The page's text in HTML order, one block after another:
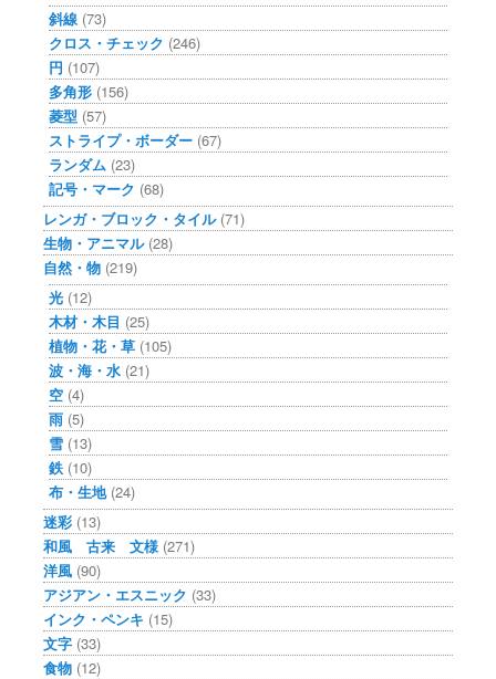
斜線 (73)
クロス・チェック (246)
円 (107)
多角形 (156)
菱型 (57)
ストライプ・ボーダー (67)
ランダム (23)
記号・マーク (68)
レンガ・ブロック・タイル(71)
生物・アニマル(28)
自然・物 (219)
光 (12)
木材・木目 (25)
植物・花・草 (105)
波・海・水 (21)
空 (4)
雨 (5)
雪 (13)
鉄 (10)
布・生地(24)
迷彩 (13)
和風 古来 文様 (271)
洋風 (90)
アジアン・エスニック (33)
インク・ペンキ (15)
文字 (33)
食物 (12)